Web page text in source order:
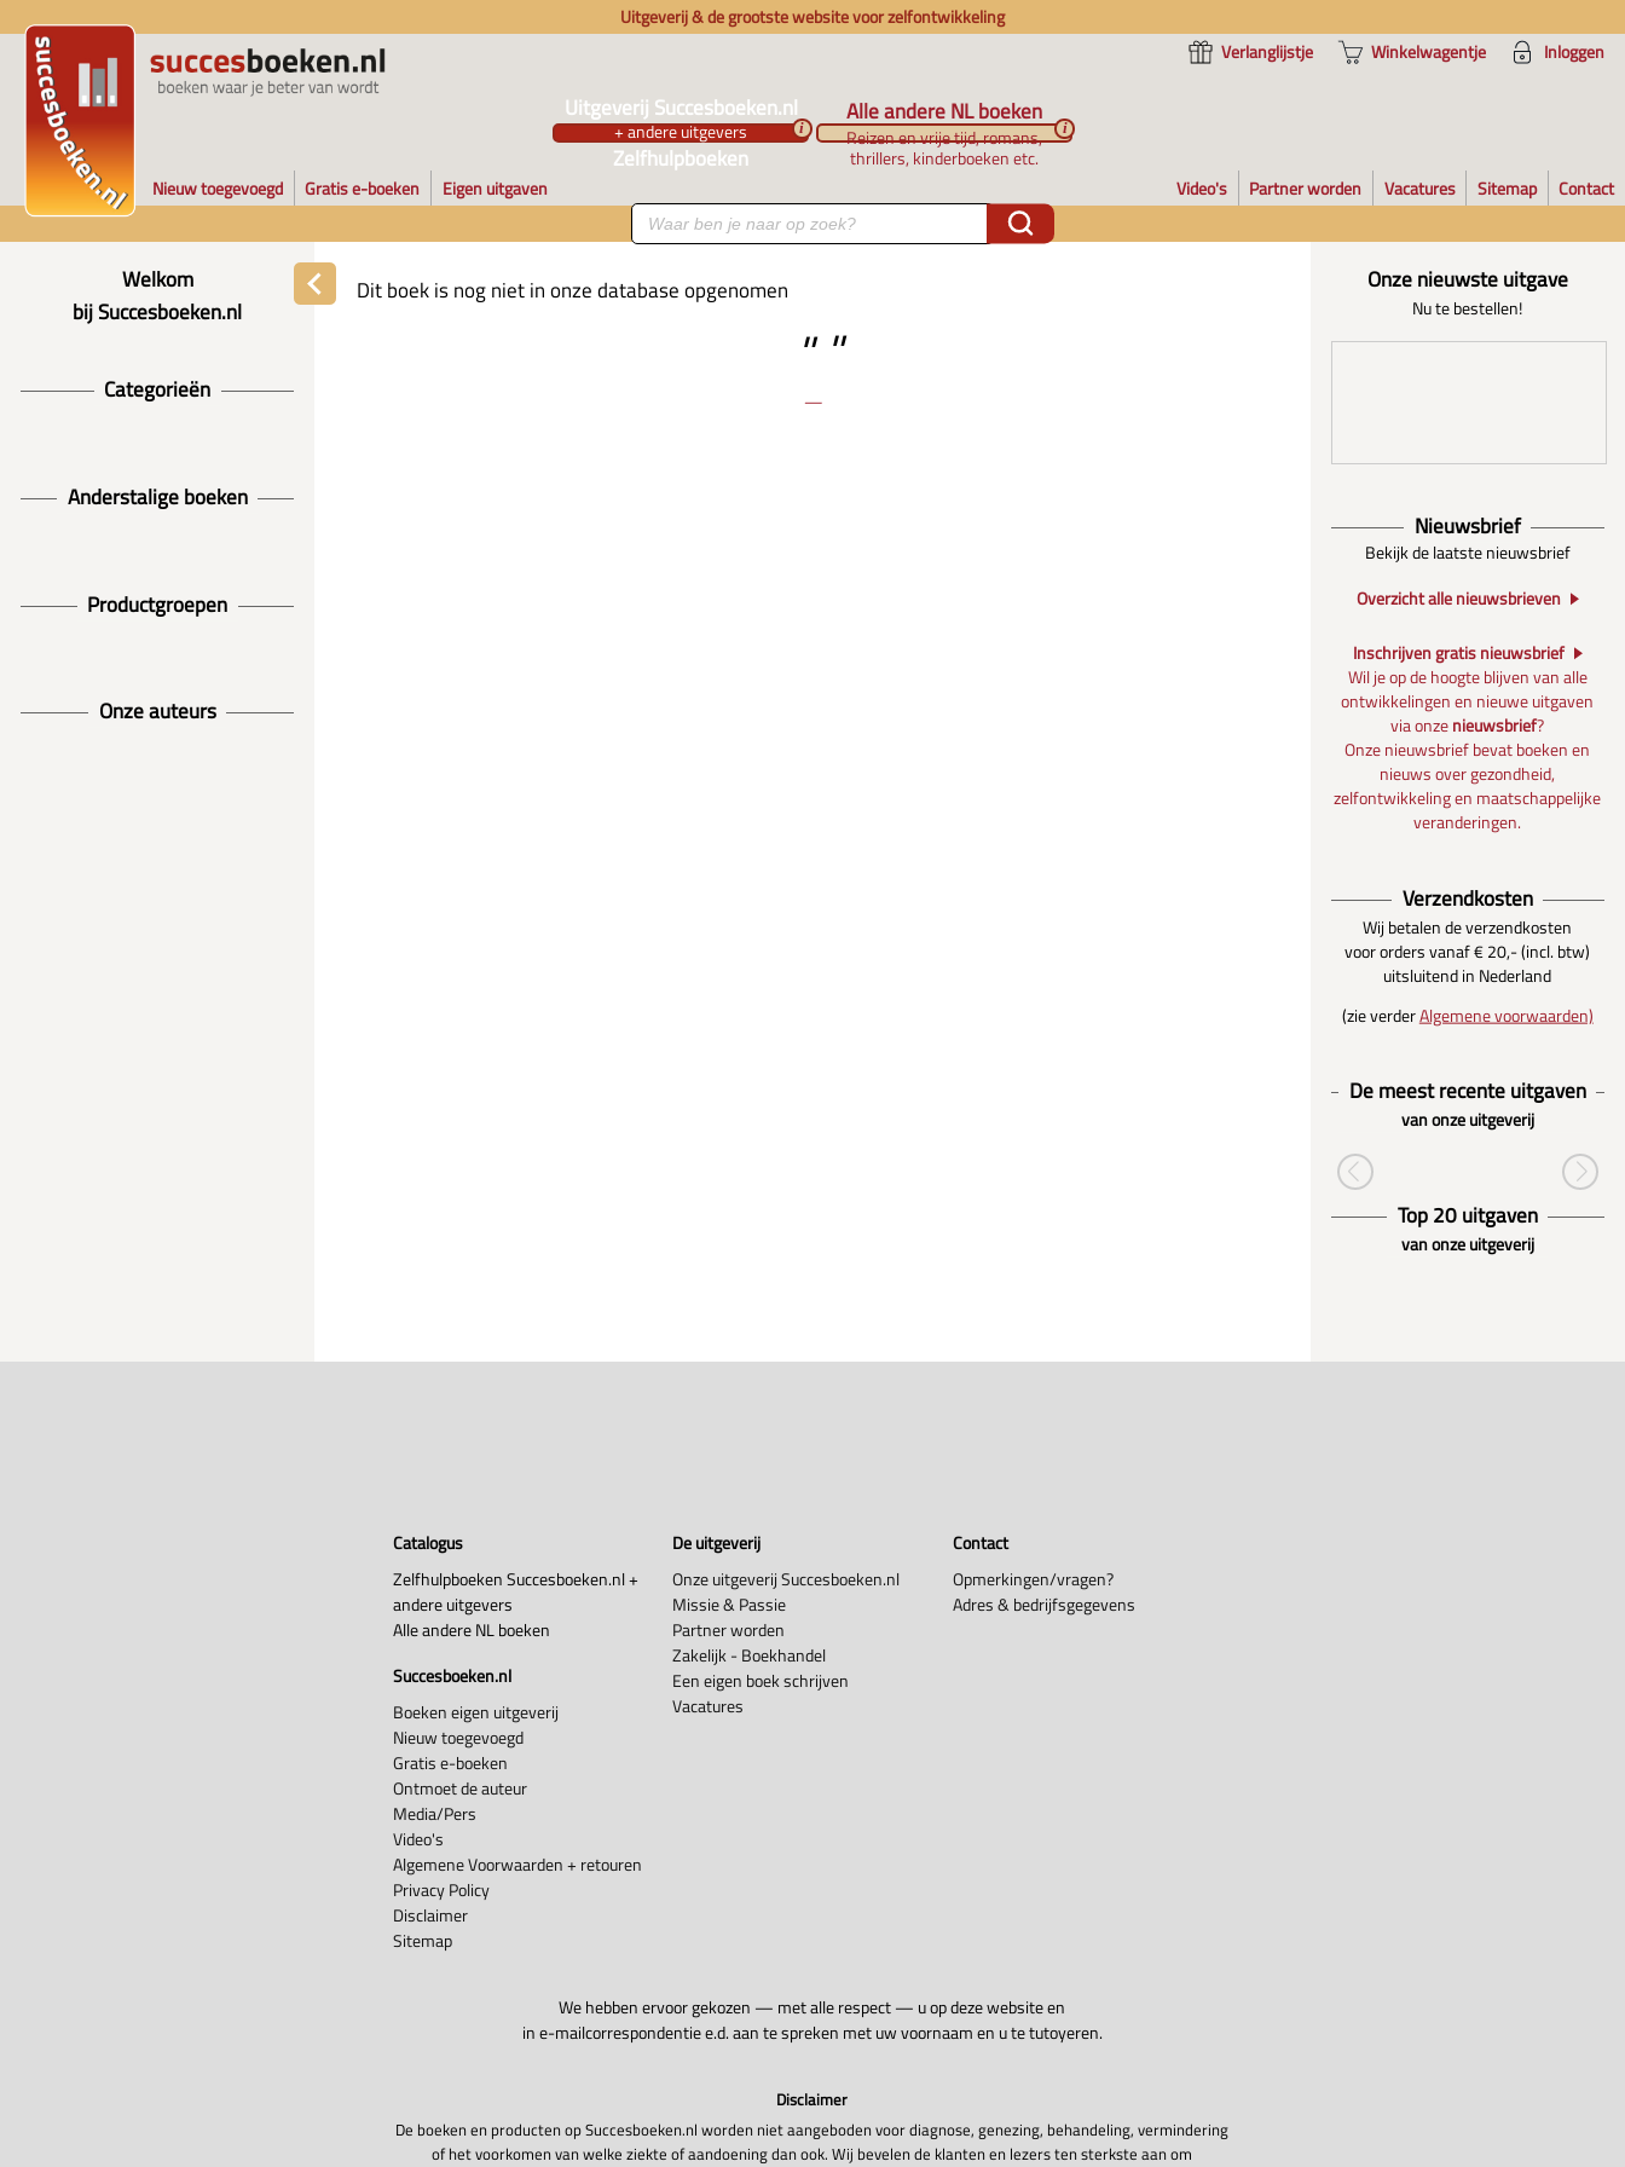
Uitgeverij & de grootste website voor zelfontwikkeling
Verlanglijstje
Winkelwagentje Inloggen
Uitgeverij Succesboeken.nl
+ andere uitgevers
Zelfhulpboeken
i
Alle andere NL boeken
Reizen en vrije tijd, romans,
thrillers, kinderboeken etc.
i
Nieuw toegevoegd Gratis e-boeken Eigen uitgaven Video's Partner worden Vacatures Sitemap Contact
Welkom
bij Succesboeken.nl
Categorieën
Anderstalige boeken
Productgroepen
Onze auteurs
Onze nieuwste uitgave
Nu te bestellen!
Nieuwsbrief
Bekijk de laatste nieuwsbrief
Overzicht alle nieuwsbrieven
Inschrijven gratis nieuwsbrief
Wil je op de hoogte blijven van alle
ontwikkelingen en nieuwe uitgaven
via onzenieuwsbrief?
Onze nieuwsbrief bevat boeken en
nieuws over gezondheid,
zelfontwikkeling en maatschappelijke
veranderingen.
Verzendkosten
Wij betalen de verzendkosten
voor orders vanaf € 20,- (incl. btw)
uitsluitend in Nederland
(zie verderAlgemene voorwaarden)
De meest recente uitgaven
van onze uitgeverij
Top 20 uitgaven
van onze uitgeverij
Dit boek is nog niet in onze database opgenomen
Catalogus
Zelfhulpboeken Succesboeken.nl +
andere uitgevers
Alle andere NL boeken
Succesboeken.nl
Boeken eigen uitgeverij
Nieuw toegevoegd
Gratis e-boeken
Ontmoet de auteur
Media/Pers
Video's
Algemene Voorwaarden + retouren
Privacy Policy
Disclaimer
Sitemap
De uitgeverij
Onze uitgeverij Succesboeken.nl
Missie & Passie
Partner worden
Zakelijk - Boekhandel
Een eigen boek schrijven
Vacatures
Contact
Opmerkingen/vragen?
Adres & bedrijfsgegevens
We hebben ervoor gekozen — met alle respect — u op deze website en
in e-mailcorrespondentie e.d. aan te spreken met uw voornaam en u te tutoyeren.
Disclaimer
De boeken en producten op Succesboeken.nl worden niet aangeboden voor diagnose, genezing, behandeling, vermindering
of het voorkomen van welke ziekte of aandoening dan ook. Wij bevelen de klanten en lezers ten sterkste aan om